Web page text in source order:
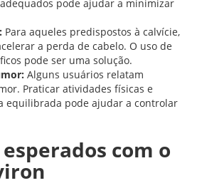
pode ajudar a minimizar
Para aqueles predispostos à calvície,
a perda de cabelo. O uso de
pode ser uma solução.
Alguns usuários relatam
Praticar atividades físicas e
equilibrada pode ajudar a controlar
com o